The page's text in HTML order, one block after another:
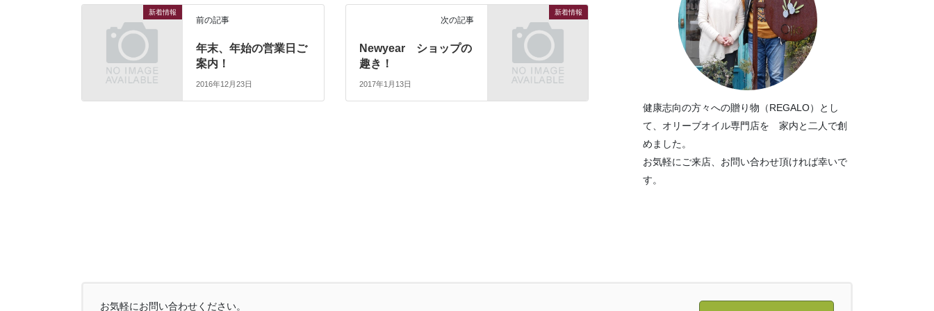
新着情報
前の記事
年末、年始の営業日ご
案内！
2016年12月23日
新着情報
次の記事
Newyear ショップの
趣き！
2017年1月13日
健康志向の方々への贈り物（REGALO）とし
て、オリーブオイル専門店を 家内と二人で創
めました。
お気軽にご来店、お問い合わせ頂ければ幸いで
す。
お気軽にお問い合わせください。